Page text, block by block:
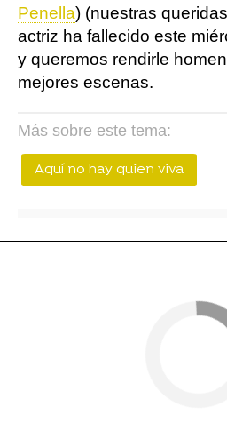
Penella) (nuestras queridas
actriz ha fallecido este
y queremos rendirle
mejores escenas.
Más sobre este tema:
Aquí no hay quien viva